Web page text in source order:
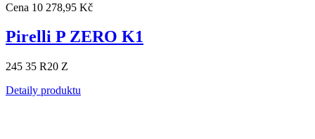
Cena 10 278,95 Kč
Pirelli P ZERO K1
245 35 R20 Z
Detaily produktu